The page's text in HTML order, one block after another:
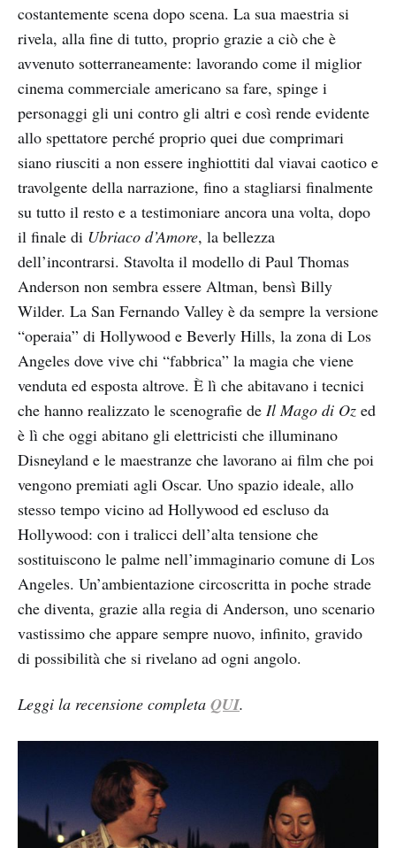
costantemente scena dopo scena. La sua maestria si
rivela, alla fine di tutto, proprio grazie a ciò che è
avvenuto sotterraneamente: lavorando come il miglior
cinema commerciale americano sa fare, spinge i
personaggi gli uni contro gli altri e così rende evidente
allo spettatore perché proprio quei due comprimari
siano riusciti a non essere inghiottiti dal viavai caotico e
travolgente della narrazione, fino a stagliarsi finalmente
su tutto il resto e a testimoniare ancora una volta, dopo
il finale di Ubriaco d’Amore, la bellezza
dell’incontrarsi. Stavolta il modello di Paul Thomas
Anderson non sembra essere Altman, bensì Billy
Wilder. La San Fernando Valley è da sempre la versione
“operaia” di Hollywood e Beverly Hills, la zona di Los
Angeles dove vive chi “fabbrica” la magia che viene
venduta ed esposta altrove. È lì che abitavano i tecnici
che hanno realizzato le scenografie de Il Mago di Oz ed
è lì che oggi abitano gli elettricisti che illuminano
Disneyland e le maestranze che lavorano ai film che poi
vengono premiati agli Oscar. Uno spazio ideale, allo
stesso tempo vicino ad Hollywood ed escluso da
Hollywood: con i tralicci dell’alta tensione che
sostituiscono le palme nell’immaginario comune di Los
Angeles. Un’ambientazione circoscritta in poche strade
che diventa, grazie alla regia di Anderson, uno scenario
vastissimo che appare sempre nuovo, infinito, gravido
di possibilità che si rivelano ad ogni angolo.
Leggi la recensione completa QUI.